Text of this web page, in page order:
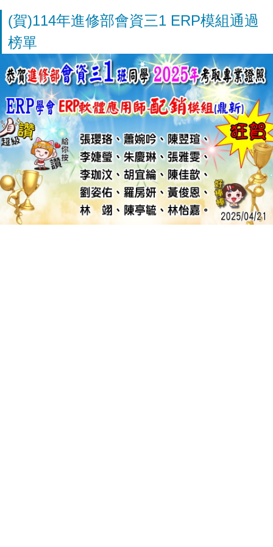
(賀)114年進修部會資三1 ERP模組通過
榜單